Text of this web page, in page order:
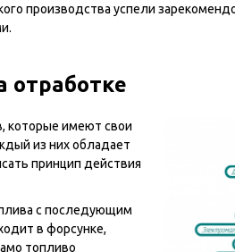
производства успели
отработке
которые имеют свои
из них обладает
принцип действия
с последующим
в форсунке,
топливо